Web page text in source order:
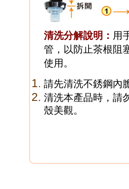
清洗分解說明： 用
管，以防止茶根阻
使用。
請先清洗不銹鋼內
清洗本產品時，請
殼美觀。